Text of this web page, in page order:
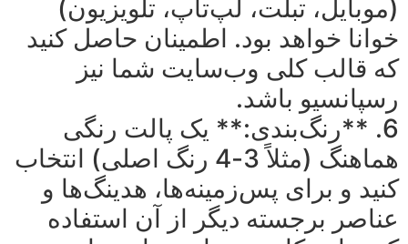
(موبایل، تبلت، لپ‌تاپ، تلویزیون)
خوانا خواهد بود. اطمینان حاصل کنید
که قالب کلی وب‌سایت شما نیز
رسپانسیو باشد.
6. **رنگ‌بندی:** یک پالت رنگی
هماهنگ (مثلاً 3-4 رنگ اصلی) انتخاب
کنید و برای پس‌زمینه‌ها، هدینگ‌ها و
عناصر برجسته دیگر از آن استفاده